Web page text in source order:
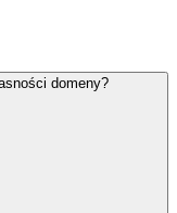
domeny?